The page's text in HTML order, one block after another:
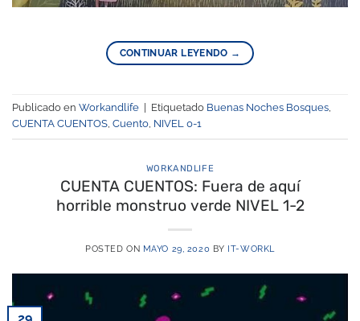
CONTINUAR LEYENDO →
Publicado en Workandlife Etiquetado Buenas Noches Bosques
CUENTA CUENTOS Cuento NIVEL 0-1
WORKANDLIFE
CUENTA CUENTOS: Fuera de aquí
horrible monstruo verde NIVEL 1-2
POSTED ON MAYO 29, 2020 BY IT-WORKL